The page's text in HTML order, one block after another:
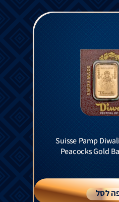
Suisse Pamp
Peacocks Gold
לסל